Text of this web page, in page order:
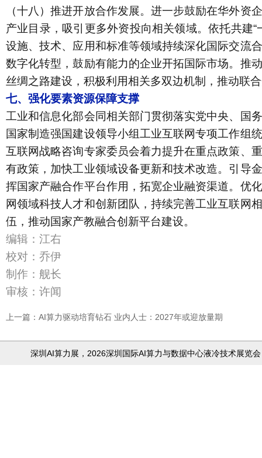
（十八）推进开放合作发展。 进一步鼓励在华外资
产业目录，吸引更多外资投向相关领域。依托共建
设施、技术、应用和标准等领域持续深化国际交流
数字化转型，鼓励有能力的企业开拓国际市场。推
丝绸之路建设，积极利用相关多双边机制，推动联
七、强化要素资源保障支撑
工业和信息化部会同相关部门贯彻落实党中央、国
国家制造强国建设领导小组工业互联网专项工作组
互联网战略咨询专家委员会着力提升在重点政策、
有政策，加快工业领域设备更新和技术改造。引导
挥国家产融合作平台作用，拓宽企业融资渠道。优
网领域科技人才和创新团队，持续完善工业互联网
伍，推动国家产教融合创新平台建设。
编辑：江右
校对：乔伊
制作：舰长
审核：许闻
上一篇：AI算力驱动培育钻石 业内人士：2027年或迎放量期
深圳AI算力展， 2026深圳国际AI算力与数据中心液冷技术展览